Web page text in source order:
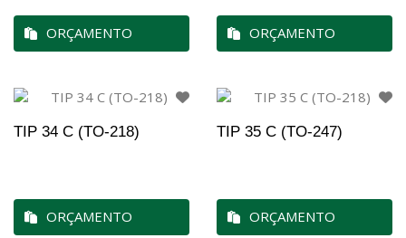
ORÇAMENTO ORÇAMENTO
TIP 34 C (TO-218)
ORÇAMENTO
TIP 35 C (TO-247)
ORÇAMENTO